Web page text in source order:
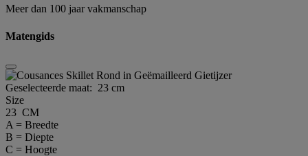
Meer dan 100 jaar vakmanschap
Matengids
Geselecteerde maat: 23 cm
Size
23 CM
A = Breedte
B = Diepte
C = Hoogte